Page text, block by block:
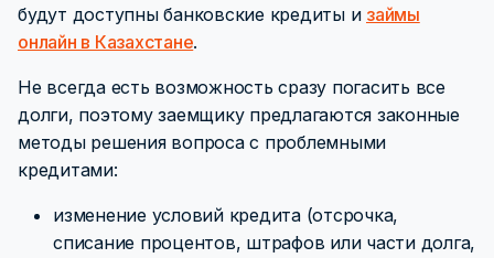
будут доступны банковские кредиты и займы
онлайн в Казахстане.
Не всегда есть возможность сразу погасить все
долги, поэтому заемщику предлагаются законные
методы решения вопроса с проблемными
кредитами:
изменение условий кредита (отсрочка,
списание процентов, штрафов или части долга,